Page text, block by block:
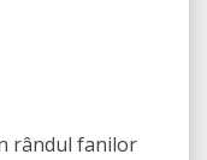
rândul fanilor